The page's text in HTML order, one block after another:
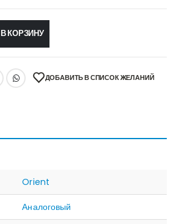
В КОРЗИНУ
ДОБАВИТЬ В СПИСОК ЖЕЛАНИЙ
Orient
Аналоговый